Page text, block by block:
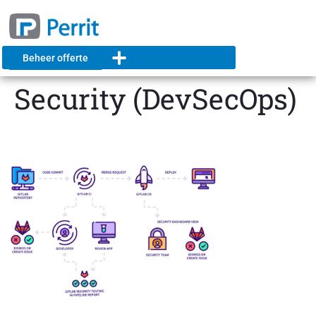
Beheer offerte
Security (DevSecOps)